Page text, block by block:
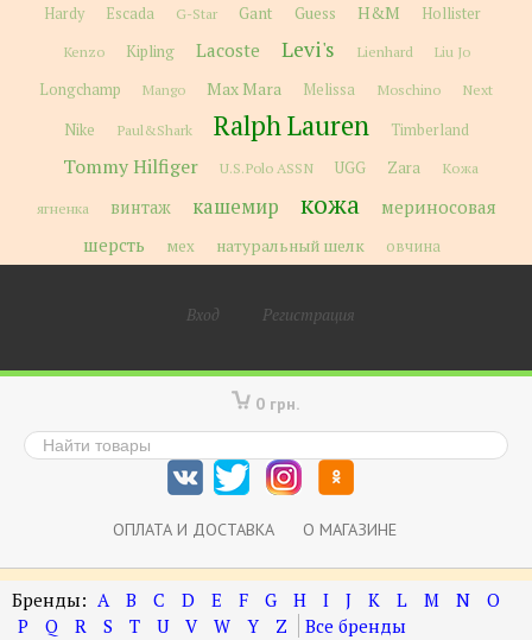
Hardy
Escada G-Star Gant Guess H&M Hollister
Kenzo Kipling Lacoste Levi's Lienhard Liu Jo
Longchamp Mango Max Mara Melissa Moschino
Next
Nike
Paul&Shark Ralph Lauren Timberland
Tommy Hilfiger U.S.Polo ASSN UGG Zara
Кожа
ягненка
винтаж кашемир кожа
мериносовая
шерсть
мех натуральный шелк овчина
Вход Регистрация
0 грн.
ОПЛАТА И ДОСТАВКА О МАГАЗИНЕ
A B C D E F G H I J K L M N
O
P
Q R S T U V W Y Z